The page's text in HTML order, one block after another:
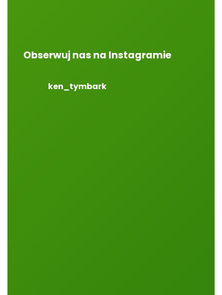
Obserwuj nas na Instagramie
ken_tymbark